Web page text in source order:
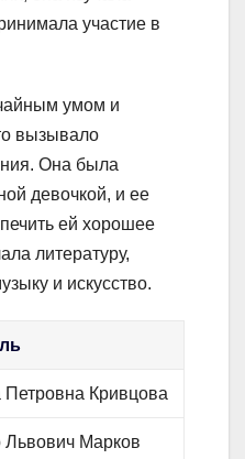
участие в
умом и
вызывало
Она была
девочкой, и ее
ей хорошее
литературу,
и искусство.
Петровна Кривцова
Львович Марков